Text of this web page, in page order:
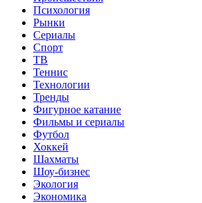
Психология
Рынки
Сериалы
Спорт
ТВ
Теннис
Технологии
Тренды
Фигурное катание
Фильмы и сериалы
Футбол
Хоккей
Шахматы
Шоу-бизнес
Экология
Экономика